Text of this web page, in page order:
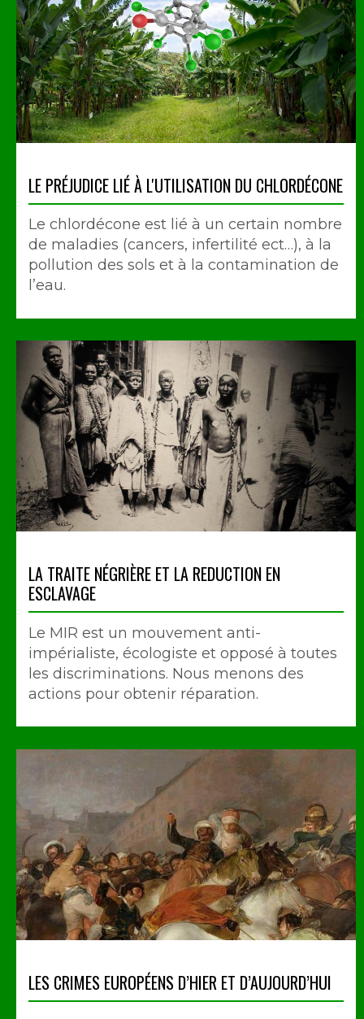
LE PRÉJUDICE LIÉ À L'UTILISATION DU CHLORDÉCONE
Le chlordécone est lié à un certain nombre
de maladies (cancers, infertilité ect…), à la
pollution des sols et à la contamination de
l’eau.
LA TRAITE NÉGRIÈRE ET LA REDUCTION EN
ESCLAVAGE
Le MIR est un mouvement anti-
impérialiste, écologiste et opposé à toutes
les discriminations. Nous menons des
actions pour obtenir réparation.
LES CRIMES EUROPÉENS D’HIER ET D’AUJOURD’HUI